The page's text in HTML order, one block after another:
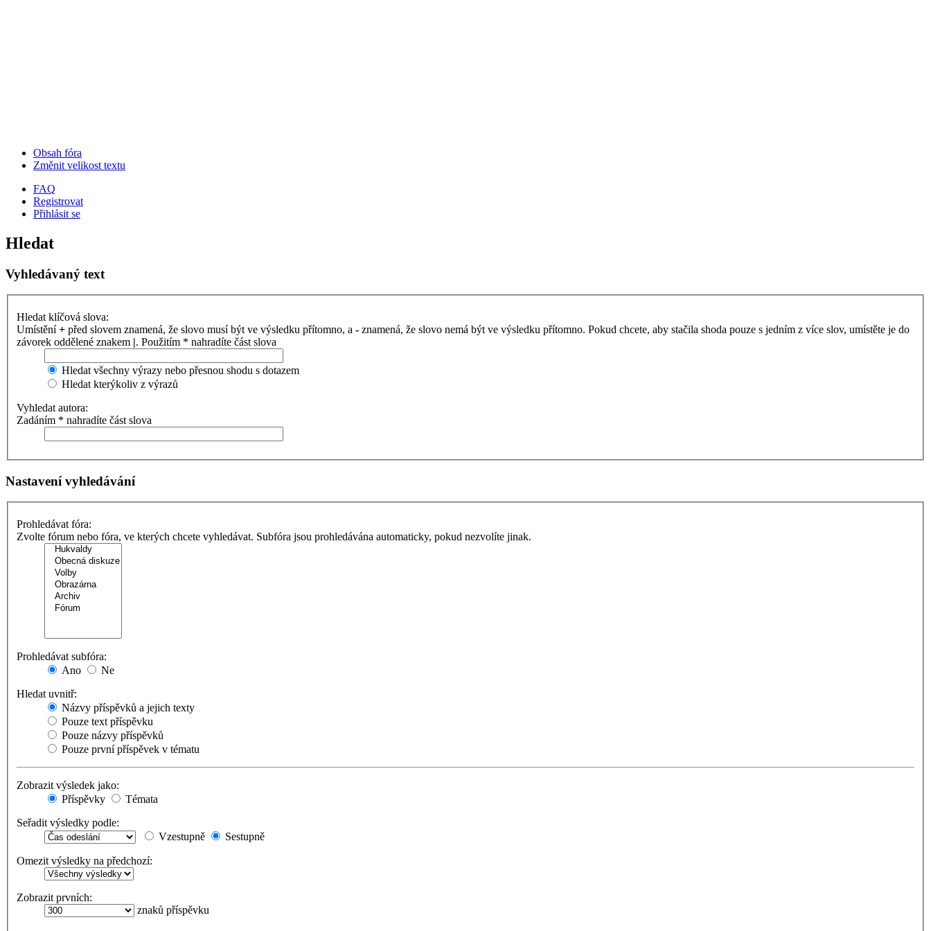
Obsah fóra
Změnit velikost textu
FAQ
Registrovat
Přihlásit se
Hledat
Vyhledávaný text
Hledat klíčová slova:
Umístění+ před slovem znamená, že slovo musí být ve výsledku přítomno, a - znamená, že slovo nemá být ve výsledku přítomno. Pokud chcete, aby stačila shoda pouze s jedním z více slov, umístěte je do
závorek oddělené znakem |. Použitím * nahradíte část slova
Hledat všechny výrazy nebo přesnou shodu s dotazem
Hledat kterýkoliv z výrazů
Vyhledat autora:
Zadáním * nahradíte část slova
Nastavení vyhledávání
Prohledávat fóra:
Zvolte fórum nebo fóra, ve kterých chcete vyhledávat. Subfóra jsou prohledávána automaticky, pokud nezvolíte jinak.
Prohledávat subfóra:
Ano
Ne
Hledat uvnitř:
Názvy příspěvků a jejich texty
Pouze text příspěvku
Pouze názvy příspěvků
Pouze první příspěvek v tématu
Zobrazit výsledek jako:
Příspěvky
Témata
Seřadit výsledky podle:
Vzestupně
Sestupně
Omezit výsledky na předchozí:
Zobrazit prvních:
znaků příspěvku